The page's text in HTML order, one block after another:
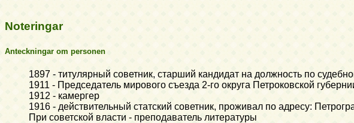
Noteringar
Anteckningar om personen
1897 - титулярный советник, старший кандидат на должность по
1911 - Председатель мирового съезда 2-го округа Петроковской
1912 - камергер
1916 - действительный статский советник, проживал по адресу:
При советской власти - преподаватель литературы